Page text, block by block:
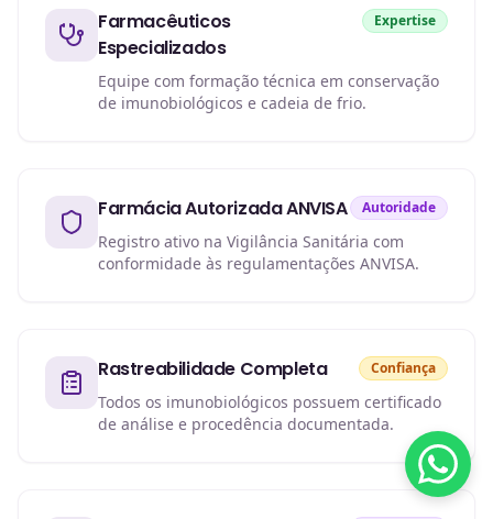
Farmacêuticos
Especializados
Expertise
Equipe com formação técnica em conservação
de imunobiológicos e cadeia de frio.
Farmácia Autorizada ANVISA Autoridade
Registro ativo na Vigilância Sanitária com
conformidade às regulamentações ANVISA.
Rastreabilidade Completa Confiança
Todos os imunobiológicos possuem certificado
de análise e procedência documentada.